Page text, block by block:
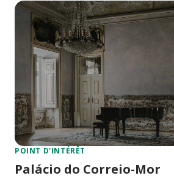
POINT D'INTÉRÊT
Palácio do Correio-Mor